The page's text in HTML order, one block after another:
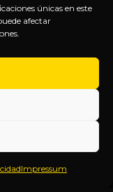
únicas en este
afectar
Impressum
y
SÍGUENOS